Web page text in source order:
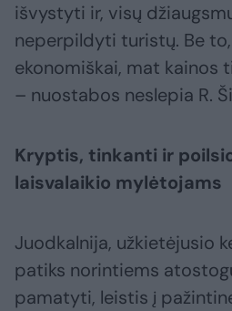
išvystyti ir, visų
neperpildyti turistų. Be
ekonomiškai, mat kainos
– nuostabos neslepia R.
Kryptis, tinkanti ir
laisvalaikio mylėtojams
Juodkalnija, užkietėjusio
patiks norintiems
pamatyti, leistis į